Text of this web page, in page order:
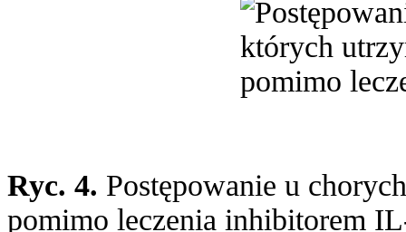
Ryc. 4. Postępowanie u
pomimo leczenia inhibitorem